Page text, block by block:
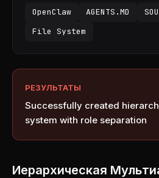
OpenClaw AGENTS.MD
File System
РЕЗУЛЬТАТЫ
Successfully created
system with role separation
Иерархическая